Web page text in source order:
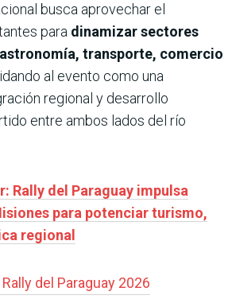
busca aprovechar el
para dinamizar sectores
transporte, comercio
al evento como una
regional y desarrollo
entre ambos lados del río
Rally del Paraguay impulsa
para potenciar turismo,
regional
Rally del Paraguay 2026